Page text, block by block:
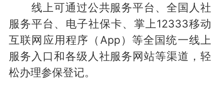
线上可通过公共服务平台、全国人社
服务平台、电子社保卡、掌上12333移动
互联网应用程序（App）等全国统一线上
服务入口和各级人社服务网站等渠道，轻
松办理参保登记。